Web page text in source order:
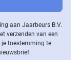
aan Jaarbeurs B.V.
verzenden van een
toestemming te